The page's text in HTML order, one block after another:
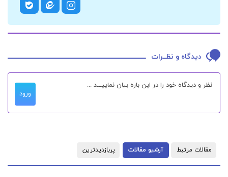
دیدگاه و نظــرات
ورود
مقالات مرتبط آرشیو مقالات پربازدیدترین